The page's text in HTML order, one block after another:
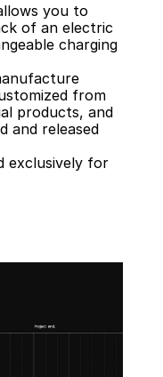
you to
of an electric
charging
from
products, and
and released
exclusively for